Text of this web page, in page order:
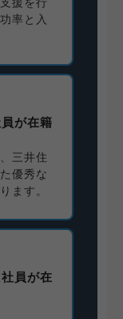
率と入
が在籍
三井住
優秀な
ます。
員が在